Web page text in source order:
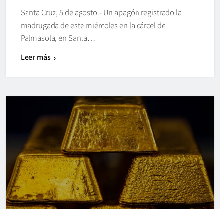
Santa Cruz, 5 de agosto.- Un apagón registrado la
madrugada de este miércoles en la cárcel de
Palmasola, en Santa…
Leer más